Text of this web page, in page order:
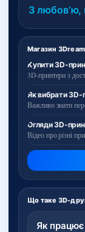
Магазин
Купити 3D-
3D-принтери з
Як вибрати 3D-
Важливо знати
Огляди 3D-
Відео про різні
Що таке 3D-
Як
З любовʼю,